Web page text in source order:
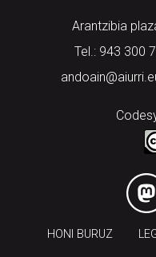
Arantzibia
Tel.: 943 300
HONI BURUZ